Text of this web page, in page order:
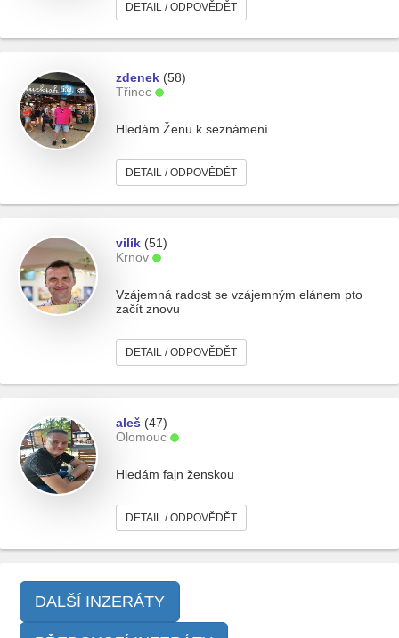
DETAIL / ODPOVĚDĚT
zdenek (58)
Třinec
Hledám Ženu k seznámení.
DETAIL / ODPOVĚDĚT
vilík (51)
Krnov
Vzájemná radost se vzájemným elánem pto
začít znovu
DETAIL / ODPOVĚDĚT
aleš (47)
Olomouc
Hledám fajn ženskou
DETAIL / ODPOVĚDĚT
DALŠÍ INZERÁTY